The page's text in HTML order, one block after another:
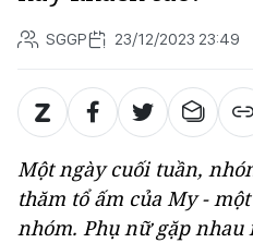
SGGP 23/12/2023 23:49
Một ngày cuối tuần,
thăm tổ ấm của My -
nhóm. Phụ nữ gặp